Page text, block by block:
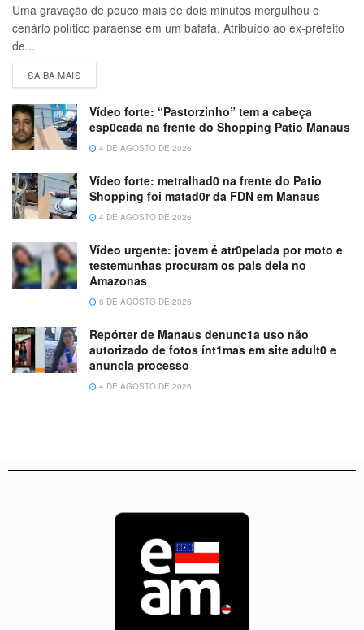
Uma gravação de pouco mais de dois minutos mergulhou o
cenário político paraense em um bafafá. Atribuído ao ex-prefeito
de...
SAIBA MAIS
Vídeo forte: “Pastorzinho” tem a cabeça
esp0cada na frente do Shopping Patio Manaus
4 DE AGOSTO DE 2026
Vídeo forte: metralhad0 na frente do Patio
Shopping foi matad0r da FDN em Manaus
4 DE AGOSTO DE 2026
Vídeo urgente: jovem é atr0pelada por moto e
testemunhas procuram os pais dela no
Amazonas
6 DE AGOSTO DE 2026
Repórter de Manaus denunc1a uso não
autorizado de fotos ínt1mas em site adult0 e
anuncia processo
4 DE AGOSTO DE 2026